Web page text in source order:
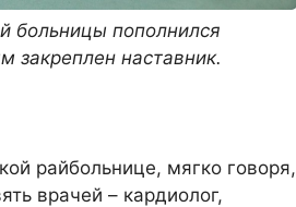
больницы пополнился
наставник.
райбольнице, мягко говоря,
врачей – кардиолог,